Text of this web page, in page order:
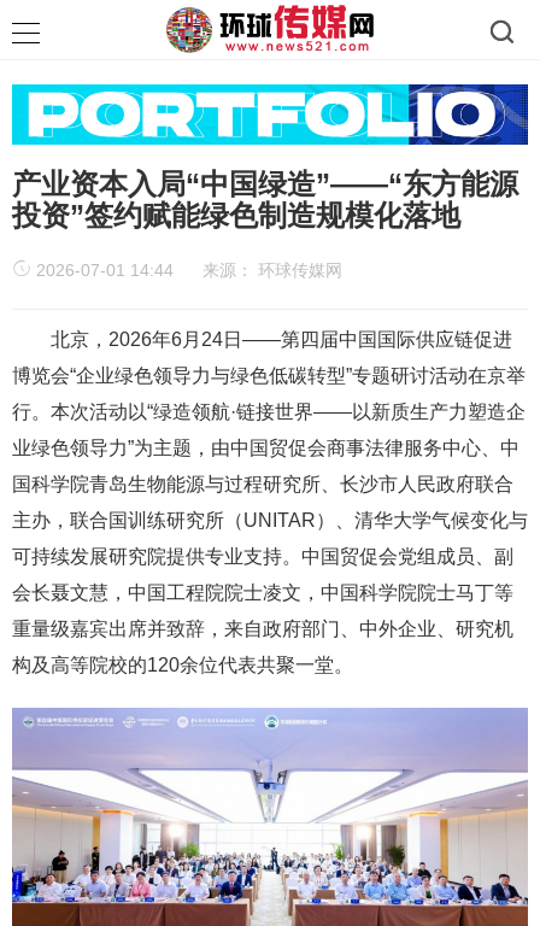
产业资本入局“中国绿造”——“东方能源
投资”签约赋能绿色制造规模化落地
2026-07-01 14:44 来源： 环球传媒网
北京，2026年6月24日——第四届中国国际供应链促进
博览会“企业绿色领导力与绿色低碳转型”专题研讨活动在京举
行。本次活动以“绿造领航·链接世界——以新质生产力塑造企
业绿色领导力”为主题，由中国贸促会商事法律服务中心、中
国科学院青岛生物能源与过程研究所、长沙市人民政府联合
主办，联合国训练研究所（UNITAR）、清华大学气候变化与
可持续发展研究院提供专业支持。中国贸促会党组成员、副
会长聂文慧，中国工程院院士凌文，中国科学院院士马丁等
重量级嘉宾出席并致辞，来自政府部门、中外企业、研究机
构及高等院校的120余位代表共聚一堂。